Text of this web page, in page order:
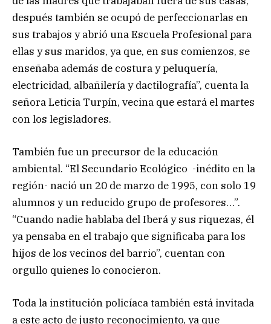
después también se ocupó de perfeccionarlas en
sus trabajos y abrió una Escuela Profesional para
ellas y sus maridos, ya que, en sus comienzos, se
enseñaba además de costura y peluquería,
electricidad, albañilería y dactilografía”, cuenta la
señora Leticia Turpín, vecina que estará el martes
con los legisladores.
También fue un precursor de la educación
ambiental. “El Secundario Ecológico -inédito en la
región- nació un 20 de marzo de 1995, con solo 19
alumnos y un reducido grupo de profesores…”.
“Cuando nadie hablaba del Iberá y sus riquezas, él
ya pensaba en el trabajo que significaba para los
hijos de los vecinos del barrio”, cuentan con
orgullo quienes lo conocieron.
Toda la institución policíaca también está invitada
a este acto de justo reconocimiento, ya que